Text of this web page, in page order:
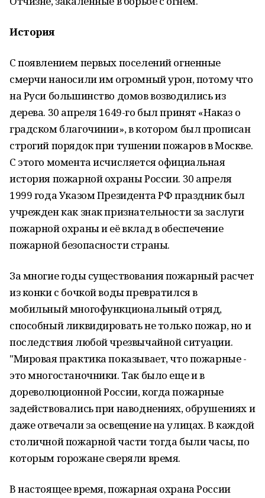
История
С появлением первых поселений огненные
смерчи наносили им огромный урон, потому что
на Руси большинство домов возводились из
дерева. 30 апреля 1649-го был принят «Наказ о
градском благочинии», в котором был прописан
строгий порядок при тушении пожаров в Москве.
С этого момента исчисляется официальная
история пожарной охраны России. 30 апреля
1999 года Указом Президента РФ праздник был
учрежден как знак признательности за заслуги
пожарной охраны и её вклад в обеспечение
пожарной безопасности страны.
За многие годы существования пожарный расчет
из конки с бочкой воды превратился в
мобильный многофункциональный отряд,
способный ликвидировать не только пожар, но и
последствия любой чрезвычайной ситуации.
"Мировая практика показывает, что пожарные -
это многостаночники. Так было еще и в
дореволюционной России, когда пожарные
задействовались при наводнениях, обрушениях и
даже отвечали за освещение на улицах. В каждой
столичной пожарной части тогда были часы, по
которым горожане сверяли время.
В настоящее время, пожарная охрана России